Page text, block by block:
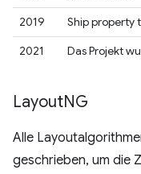
2019
Ship property
2021
Das Projekt
LayoutNG
Alle
geschrieben, um die